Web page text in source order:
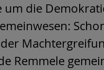
um die
Remmele